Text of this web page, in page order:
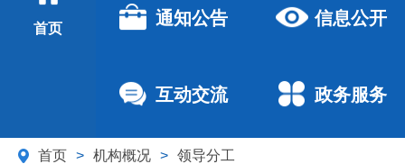
首页
通知公告 信息公开
互动交流 政务服务
首页 > 机构概况 > 领导分工